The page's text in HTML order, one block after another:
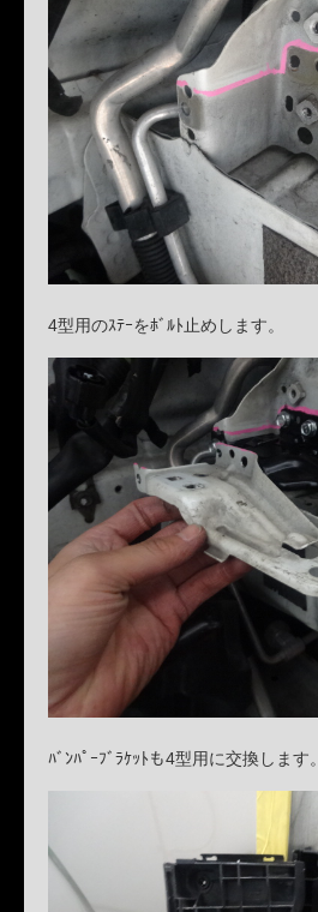
4型用のｽﾃｰをﾎﾞﾙﾄ止めします。
ﾊﾞﾝﾊﾟｰﾌﾞﾗｹｯﾄも4型用に交換します。